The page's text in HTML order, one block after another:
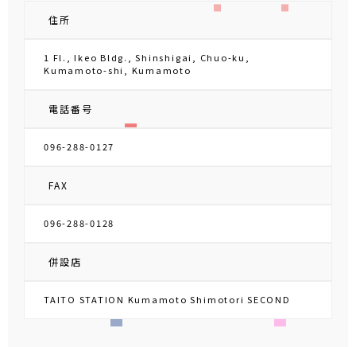
住所
1 Fl., Ikeo Bldg., Shinshigai, Chuo-ku,
Kumamoto-shi, Kumamoto
電話番号
096-288-0127
FAX
096-288-0128
併設店
TAITO STATION Kumamoto Shimotori SECOND